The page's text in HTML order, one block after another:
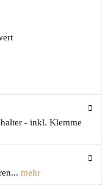
- inkl. Klemme
mehr